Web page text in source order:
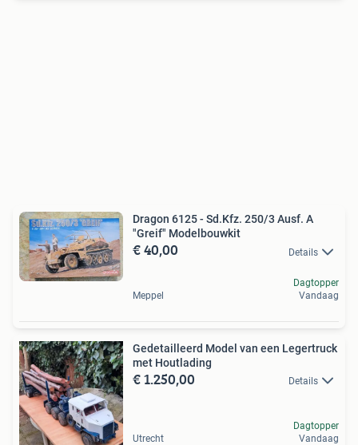
Dragon 6125 - Sd.Kfz. 250/3 Ausf. A
"Greif" Modelbouwkit
€ 40,00 Details
Meppel
Dagtopper
Vandaag
Gedetailleerd Model van een Legertruck
met Houtlading
€ 1.250,00 Details
Utrecht
Dagtopper
Vandaag